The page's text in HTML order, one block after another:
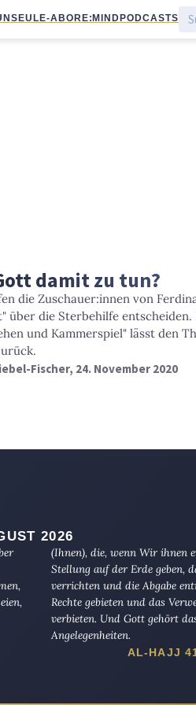
EULE-ABO RE:MIND PODCASTS
damit zu tun?
die Zuschauer:innen von
über die Sterbehilfe entscheiden.
und Kammerspiel" lässt den
Fischer, 24. November 2020
2026
(Ihnen), die, wenn Wir ihnen
Stellung auf der Erde geben,
verrichten und die Abgabe
Rechte gebieten und das
verbieten. Und Gott gehört
Angelegenheiten.
AL-HAJJ